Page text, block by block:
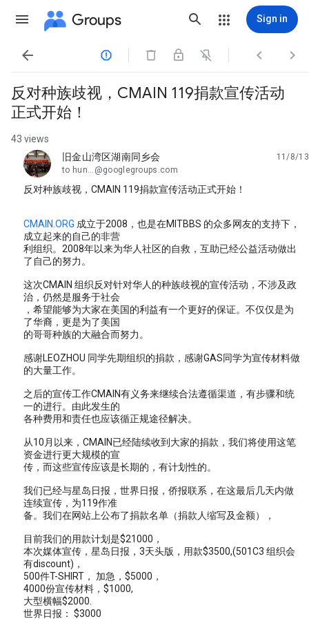
Groups Sign in
   
反对种族歧视，CMAIN 119捐款宣传活动
正式开始！
43 views
旧金山湾区湖南同乡会
unread,
11/8/13
to hun...@googlegroups.com
反对种族歧视，CMAIN 119捐款宣传活动正式开始！
CMAIN.ORG 成立于2008，也是在MITBBS 的众多网友的支持下，
成立起来的自己的非营
利组织。2008年以来为华人社区的自救，互助已经公益活动做出
了自己的努力。
这次CMAIN 组织反对针对华人的种族歧视的宣传活动，不涉及政
治，仍然是服务于社会
，希望能够为大家在美国的利益有一个更好的保证。不仅仅是为
了华裔，更是为了美国
的哥哥种族的大融合而努力。
感谢LEOZHOU 同学先期组织的捐款，感谢GAS同学为宣传材料做
的大量工作。
之后的宣传工作CMAIN有义务来继续合法遵循渠道，有步骤和统
一的进行。由此发生的
各种费用和责任也应该循正规途径解决。
从10月以来，CMAIN已经陆续收到大家的捐款，我们将使用这笔
资金进行更大规模的宣
传，而这些宣传应该是长期的，有计划性的。
我们已经与星岛日报，世界日报，侨报联系，在这最后几天内做
连续宣传，为119作准
备。我们在网站上公布了捐款名单（捐款人缩写及金额），
目前我们的用款计划是$21000，
本次媒体宣传，星岛日报，3天头版，用款$3500,(501C3 组织会
有discount)，
500件T-SHIRT， 加急，$5000，
4000份宣传材料，$1000,
大型横幅$2000.
世界日报： $3000